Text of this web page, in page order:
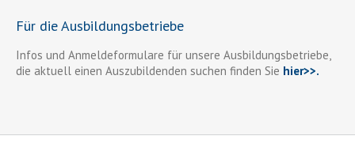
Für die Ausbildungsbetriebe
Infos und Anmeldeformulare für unsere Ausbildungsbetriebe,
die aktuell einen Auszubildenden suchen finden Sie hier>>.